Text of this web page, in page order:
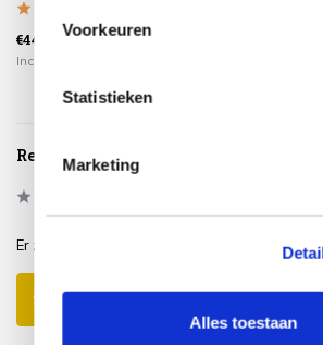
Voorkeuren
Statistieken
Marketing
Alles toestaan
€44,95
Incl. btw
Reviews
Er zijn nog geen reviews geschreven over dit
Schrijf je eigen review